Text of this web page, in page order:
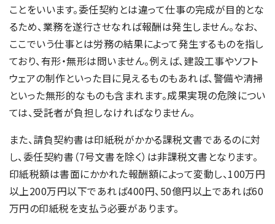
ことをいいます。委任契約とは違って仕事の完成が目的とな
るため、業務を遂行させなれば報酬は発生しません。なお、
ここでいう仕事とは労務の結果によって発生するものを指し
ており、有形・無形は問いません。例えば、建設工事やソフト
ウェアの制作といった目に見えるものもあれば、警備や清掃
といった無形的なものも含まれます。成果実現の危険につい
ては、受託者が負担しなければなりません。
また、請負契約書は印紙税がかかる課税文書であるのに対
し、委任契約書（7号文書を除く）は非課税文書となります。
印紙税額は書面にかかれた報酬額によって変動し、100万円
以上200万円以下であれば400円、50億円以上であれば60
万円の印紙税を支払う必要があります。